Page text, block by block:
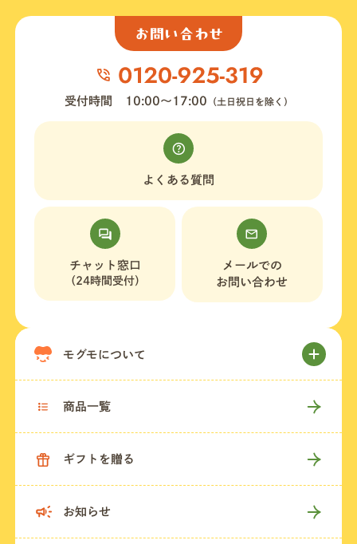
お問い合わせ
受付時間 10:00〜17:00 （土日祝日を除く）
よくある質問
チャット窓口
（24時間受付）
メールでの
お問い合わせ
モグモについて
商品一覧
ギフトを贈る
お知らせ